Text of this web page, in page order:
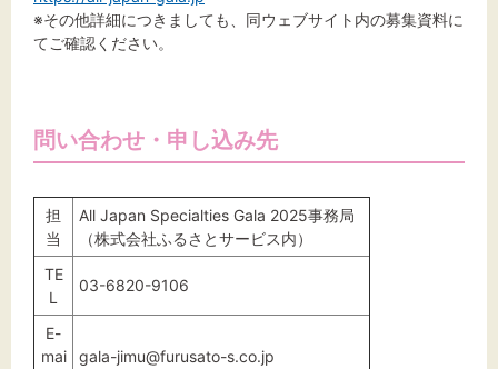
※その他詳細につきましても、同ウェブサイト内の募集資料に
てご確認ください。
問い合わせ・申し込み先
担
当
All Japan Specialties Gala 2025事務局
（株式会社ふるさとサービス内）
TE
L
03-6820-9106
E-
mai
gala-jimu@furusato-s.co.jp